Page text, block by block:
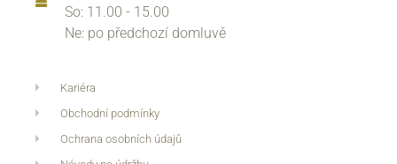
So: 11.00 - 15.00
Ne: po předchozí domluvě
Kariéra
Obchodní podmínky
Ochrana osobních údajů